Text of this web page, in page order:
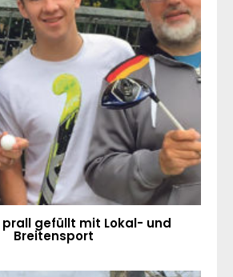
prall gefüllt mit Lokal- und
Breitensport